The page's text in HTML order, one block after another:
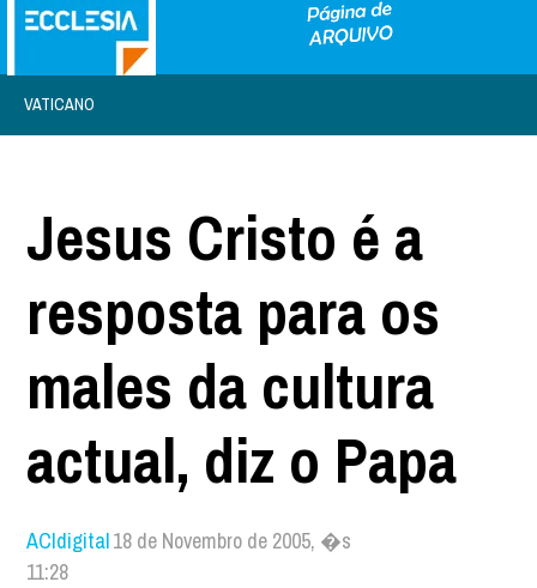
VATICANO
Jesus Cristo é a
resposta para os
males da cultura
actual, diz o Papa
ACIdigital18 de Novembro de 2005, �s
11:28